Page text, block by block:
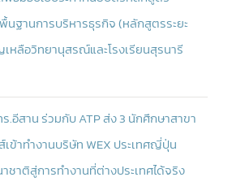
นฐานการบริหารธุรกิจ (หลักสูตรระยะ
หลือวิทยานุสรณ์และโรงเรียนสุรนารี
.อีสาน ร่วมกับ ATP ส่ง 3 นักศึกษาสาขา
ข้าทำงานบริษัท WEX ประเทศญี่ปุ่น
ชาติสู่การทำงานที่ต่างประเทศได้จริง